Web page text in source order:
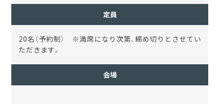
定員
20名（予約制） ※満席になり次第、締め切りとさせてい
ただきます。
会場